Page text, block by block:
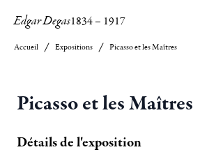
Edgar Degas1834– 1917
Accueil Expositions Picasso et les Maîtres
Picasso et les Maîtres
Détails de l'exposition